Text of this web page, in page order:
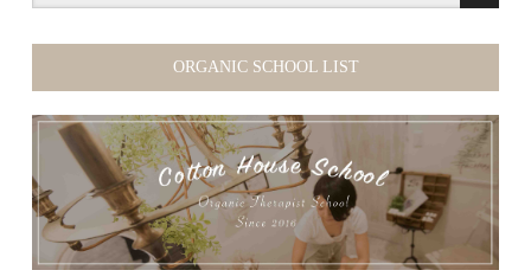
ORGANIC SCHOOL LIST